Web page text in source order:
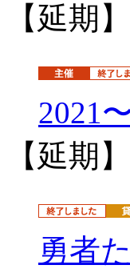
【延期
2021
【延期
勇者